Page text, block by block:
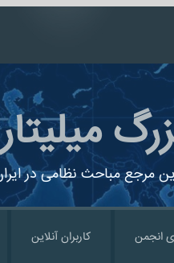
مرجع مباحث نظامی در
انجمن کاربران آنلاین